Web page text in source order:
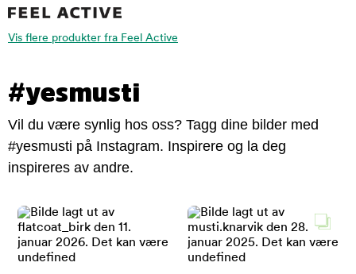
Vis flere produkter fra Feel Active
#yesmusti
Vil du være synlig hos oss? Tagg dine bilder med
#yesmusti på Instagram. Inspirere og la deg
inspireres av andre.